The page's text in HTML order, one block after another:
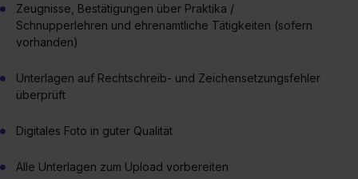
Einstellungen“ widerrufen. Weitere Informationen zu den
einzelnen Cookies findest du durch Klick auf „Details
zeigen“. Weitere Informationen:
Zeugnisse, Bestätigungen über Praktika /
Schnupperlehren und ehrenamtliche Tätigkeiten (sofern
vorhanden)
Unterlagen auf Rechtschreib- und Zeichensetzungsfehler
überprüft
Digitales Foto in guter Qualität
Alle Unterlagen zum Upload vorbereiten